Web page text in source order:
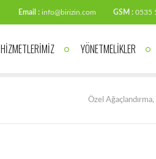
Email : info@birizin.com GSM : 0535
HİZMETLERİMİZ YÖNETMELİKLER
Özel